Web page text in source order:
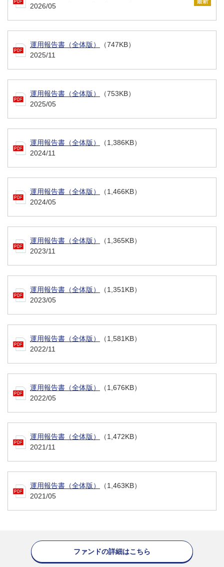
2026/05
運用報告書（全体版）
（747KB）
2025/11
運用報告書（全体版）
（753KB）
2025/05
運用報告書（全体版）
（1,386KB）
2024/11
運用報告書（全体版）
（1,466KB）
2024/05
運用報告書（全体版）
（1,365KB）
2023/11
運用報告書（全体版）
（1,351KB）
2023/05
運用報告書（全体版）
（1,581KB）
2022/11
運用報告書（全体版）
（1,676KB）
2022/05
運用報告書（全体版）
（1,472KB）
2021/11
運用報告書（全体版）
（1,463KB）
2021/05
ファンドの詳細はこちら